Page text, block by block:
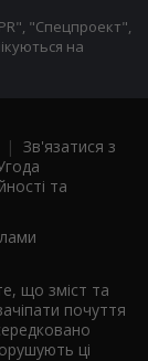
"Спецпроект",
на
| Зв'язатися з
та
що зміст та
почуття
ці